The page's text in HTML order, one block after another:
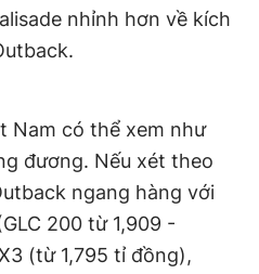
nhỉnh hơn về kích
Nam có thể xem như
đương. Nếu xét theo
ngang hàng với
200 từ 1,909 -
(từ 1,795 tỉ đồng),